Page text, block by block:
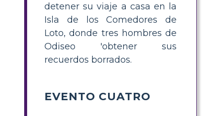
detener su viaje a casa en la
Isla de los Comedores de
Loto, donde tres hombres de
Odiseo 'obtener sus
recuerdos borrados.
EVENTO CUATRO